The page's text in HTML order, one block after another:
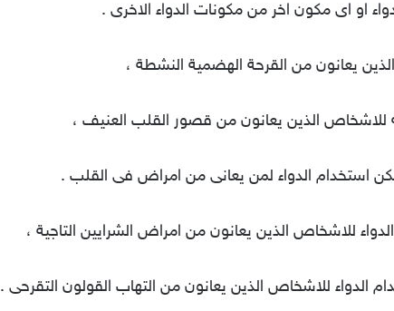
او اى مكون اخر من مكونات الدواء الاخرى .
للاشخاص الذين يعانون من قصور القلب العنيف ،
استخدام الدواء لمن يعانى من امراض فى القلب .
الدواء للاشخاص الذين يعانون من التهاب القولون التقرحى .